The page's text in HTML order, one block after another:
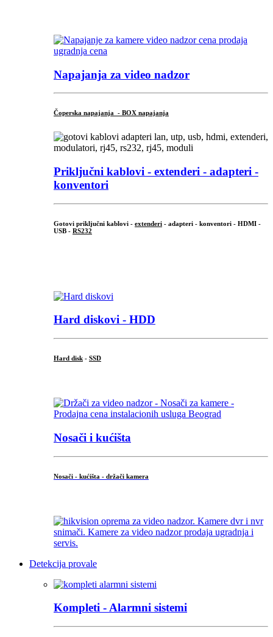
Napajanja za video nadzor
Čoperska napajanja - BOX napajanja
Priključni kablovi - extenderi - adapteri -
konventori
Gotovi priključni kablovi - extenderi - adapteri - konventori - HDMI -
USB - RS232
Hard diskovi - HDD
Hard disk - SSD
Nosači i kućišta
Nosači - kućišta - držači kamera
Detekcija provale
Kompleti - Alarmni sistemi